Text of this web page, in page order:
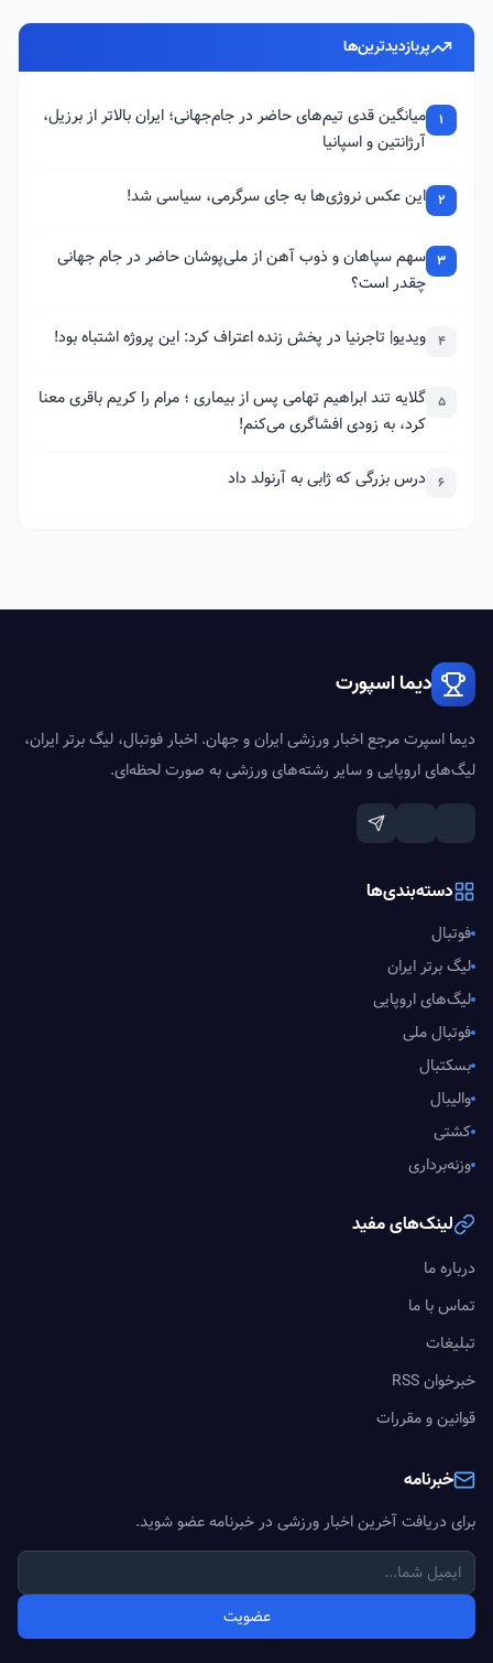
پربازدیدترین‌ها
1
میانگین قدی تیم‌های حاضر در جام‌جهانی؛ ایران بالاتر از برزیل،
آرژانتین و اسپانیا
2 این عکس نروژی‌ها به جای سرگرمی، سیاسی شد!
3 سهم سپاهان و ذوب آهن از ملی‌پوشان حاضر در جام جهانی
چقدر است؟
4 ویدیو| تاجرنیا در پخش زنده اعتراف کرد: این پروژه اشتباه بود!
5 گلایه تند ابراهیم تهامی پس از بیماری ؛ مرام را کریم باقری معنا
کرد، به زودی افشاگری می‌کنم!
6 درس بزرگی که ژابی به آرنولد داد
دیما اسپورت
دیما اسپرت مرجع اخبار ورزشی ایران و جهان. اخبار فوتبال، لیگ برتر ایران،
لیگ‌های اروپایی و سایر رشته‌های ورزشی به صورت لحظه‌ای.
دسته‌بندی‌ها
فوتبال
لیگ برتر ایران
لیگ‌های اروپایی
فوتبال ملی
بسکتبال
والیبال
کشتی
وزنه‌برداری
لینک‌های مفید
درباره ما
تماس با ما
تبلیغات
خبرخوان RSS
قوانین و مقررات
خبرنامه
برای دریافت آخرین اخبار ورزشی در خبرنامه عضو شوید.
عضویت